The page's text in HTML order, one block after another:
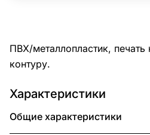
ПВХ/металлопластик, печать
контуру.
Характеристики
Общие характеристики